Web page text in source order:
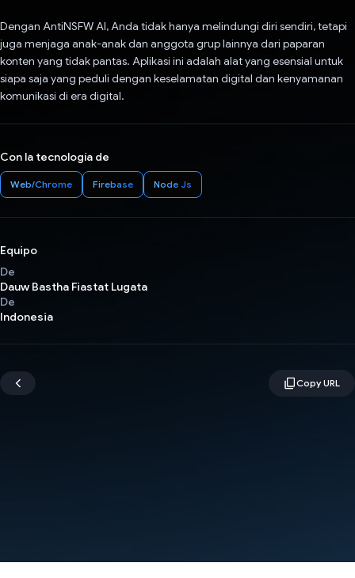
Dengan AntiNSFW AI, Anda tidak hanya melindungi diri sendiri, tetapi
juga menjaga anak-anak dan anggota grup lainnya dari paparan
konten yang tidak pantas. Aplikasi ini adalah alat yang esensial untuk
siapa saja yang peduli dengan keselamatan digital dan kenyamanan
komunikasi di era digital.
Con la tecnología de
Web/Chrome Firebase Node Js
Equipo
De
Dauw Bastha Fiastat Lugata
De
Indonesia